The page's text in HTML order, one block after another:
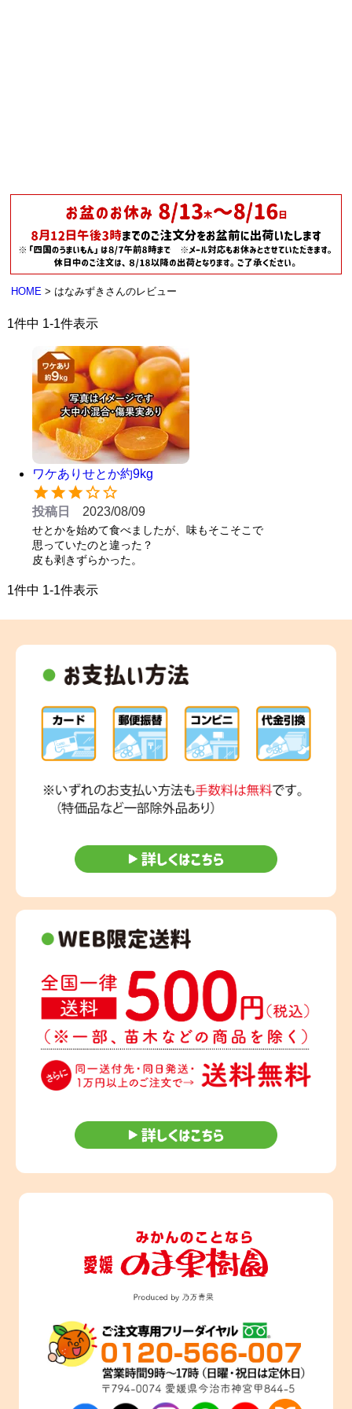
HOME はなみずきさんのレビュー
1件中 1-1件表示
ワケありせとか約9kg
投稿日 2023/08/09
せとかを始めて食べましたが、味もそこそこで
思っていたのと違った？
皮も剥きずらかった。
1件中 1-1件表示